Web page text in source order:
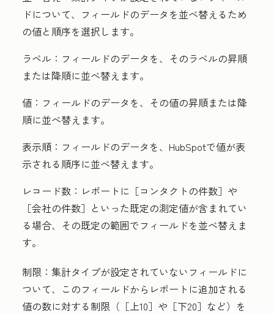
ドについて、フィールドのデータを並べ替えるため
の値と順序を選択します。
ラベル： フィールドのデータを、そのラベルの昇順
または降順に並べ替えます。
値： フィールドのデータを、その値の昇順または降
順に並べ替えます。
表示順： フィールドのデータを、HubSpotで値が表
示される順序に並べ替えます。
レコード数： レポートに ［コンタクトの件数］や
［会社の件数］といった既定の測定値が含まれてい
る場合、その既定の範囲でフィールドを並べ替えま
す。
制限： 集計タイプが設定されていないフィールドに
ついて、このフィールドからレポートに追加される
値の数に対する制限（［上10］ や［下20］ など）を